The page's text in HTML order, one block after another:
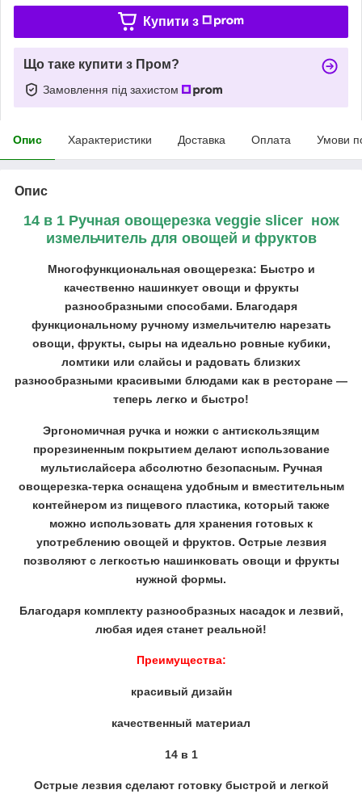
Купити з
Що таке купити з Пром?
Замовлення під захистом
Опис Характеристики Доставка Оплата Умови
Опис
14 в 1 Ручная овощерезка veggie slicer нож
измельчитель для овощей и фруктов
Многофункциональная овощерезка: Быстро и
качественно нашинкует овощи и фрукты
разнообразными способами. Благодаря
функциональному ручному измельчителю нарезать
овощи, фрукты, сыры на идеально ровные кубики,
ломтики или слайсы и радовать близких
разнообразными красивыми блюдами как в ресторане —
теперь легко и быстро!
Эргономичная ручка и ножки с антискользящим
прорезиненным покрытием делают использование
мультислайсера абсолютно безопасным. Ручная
овощерезка-терка оснащена удобным и вместительным
контейнером из пищевого пластика, который также
можно использовать для хранения готовых к
употреблению овощей и фруктов. Острые лезвия
позволяют с легкостью нашинковать овощи и фрукты
нужной формы.
Благодаря комплекту разнообразных насадок и лезвий,
любая идея станет реальной!
Преимущества:
красивый дизайн
качественный материал
14 в 1
Острые лезвия сделают готовку быстрой и легкой